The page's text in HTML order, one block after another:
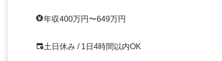
年収400万円〜649万円
土日休み / 1日4時間以内OK